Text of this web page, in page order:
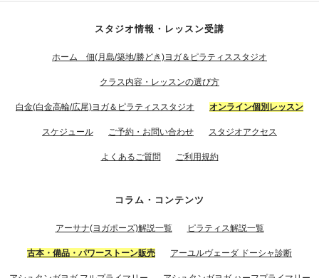
スタジオ情報・レッスン受講
ホーム 佃(月島/築地/勝どき)ヨガ＆ピラティススタジオ
クラス内容・レッスンの選び方
白金(白金高輪/広尾)ヨガ＆ピラティススタジオ オンライン個別レッスン
スケジュール ご予約・お問い合わせ スタジオアクセス
よくあるご質問 ご利用規約
コラム・コンテンツ
アーサナ(ヨガポーズ)解説一覧 ピラティス解説一覧
古本・備品・パワーストーン販売 アーユルヴェーダ ドーシャ診断